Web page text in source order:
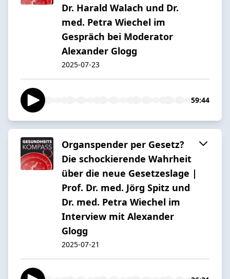
Dr. Harald Walach und Dr.
med. Petra Wiechel im
Gespräch bei Moderator
Alexander Glogg
2025-07-23
59:44
Organspender per Gesetz?
Die schockierende Wahrheit
über die neue Gesetzeslage |
Prof. Dr. med. Jörg Spitz und
Dr. med. Petra Wiechel im
Interview mit Alexander
Glogg
2025-07-21